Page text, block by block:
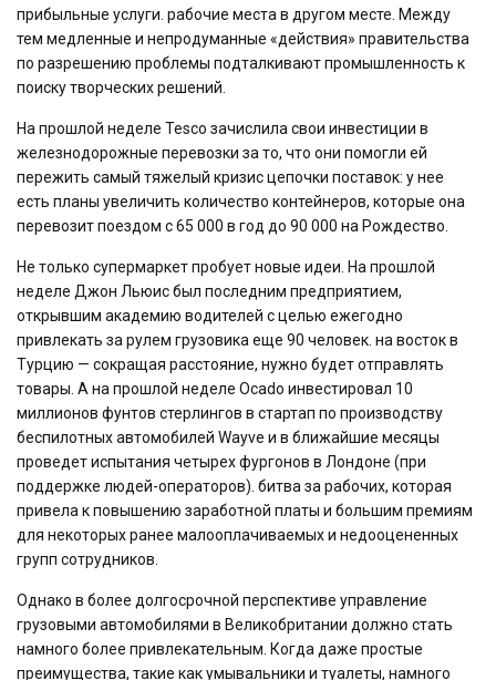
прибыльные услуги. рабочие места в другом месте. Между
тем медленные и непродуманные «действия» правительства
по разрешению проблемы подталкивают промышленность к
поиску творческих решений.
На прошлой неделе Tesco зачислила свои инвестиции в
железнодорожные перевозки за то, что они помогли ей
пережить самый тяжелый кризис цепочки поставок: у нее
есть планы увеличить количество контейнеров, которые она
перевозит поездом с 65 000 в год до 90 000 на Рождество.
Не только супермаркет пробует новые идеи. На прошлой
неделе Джон Льюис был последним предприятием,
открывшим академию водителей с целью ежегодно
привлекать за рулем грузовика еще 90 человек. на восток в
Турцию — сокращая расстояние, нужно будет отправлять
товары. А на прошлой неделе Ocado инвестировал 10
миллионов фунтов стерлингов в стартап по производству
беспилотных автомобилей Wayve и в ближайшие месяцы
проведет испытания четырех фургонов в Лондоне (при
поддержке людей-операторов). битва за рабочих, которая
привела к повышению заработной платы и большим премиям
для некоторых ранее малооплачиваемых и недооцененных
групп сотрудников.
Однако в более долгосрочной перспективе управление
грузовыми автомобилями в Великобритании должно стать
намного более привлекательным. Когда даже простые
преимущества, такие как умывальники и туалеты, намного